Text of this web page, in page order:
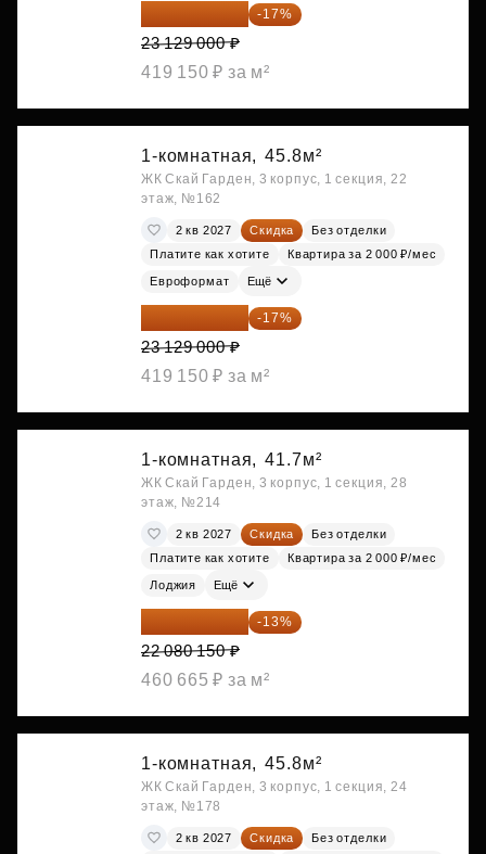
19 197 070 ₽ -17%
23 129 000 ₽
419 150 ₽ за м²
1-комнатная, 45.8м²
ЖК Скай Гарден, 3 корпус, 1 секция, 22
этаж, №162
2 кв 2027 Скидка
Без отделки
Платите как хотите
Квартира за 2 000 ₽/мес
Евроформат Ещё
19 197 070 ₽ -17%
23 129 000 ₽
419 150 ₽ за м²
1-комнатная, 41.7м²
ЖК Скай Гарден, 3 корпус, 1 секция, 28
этаж, №214
2 кв 2027 Скидка
Без отделки
Платите как хотите
Квартира за 2 000 ₽/мес
Лоджия Ещё
19 209 731 ₽ -13%
22 080 150 ₽
460 665 ₽ за м²
1-комнатная, 45.8м²
ЖК Скай Гарден, 3 корпус, 1 секция, 24
этаж, №178
2 кв 2027 Скидка
Без отделки